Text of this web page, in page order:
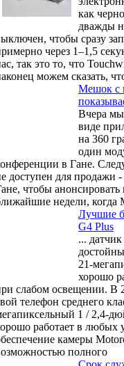
как
дважды
чтобы сразу
через 1–1,5
так это то, что
можем сказать,
Мешок с
Вчера
виде
на 360
один
в Гане.
доступен для продажи
чтобы
недели, когда
Лучшие
G4 Plus
...
21-
хорошо
слабом освещении. В
телефон среднего
1 / 2,4-
работает в любых
камеры
полного